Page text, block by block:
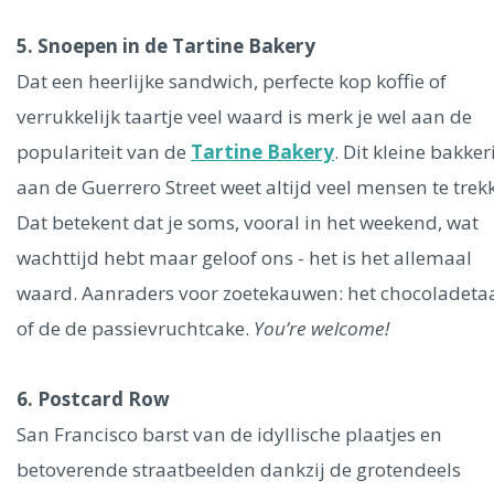
5. Snoepen in de Tartine Bakery
Dat een heerlijke sandwich, perfecte kop koffie of
verrukkelijk taartje veel waard is merk je wel aan de
populariteit van de Tartine Bakery. Dit kleine
aan de Guerrero Street weet altijd veel mensen te
Dat betekent dat je soms, vooral in het weekend, wat
wachttijd hebt maar geloof ons - het is het allemaal
waard. Aanraders voor zoetekauwen: het
of de de passievruchtcake. You’re welcome!
6. Postcard Row
San Francisco barst van de idyllische plaatjes en
betoverende straatbeelden dankzij de grotendeels